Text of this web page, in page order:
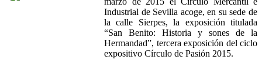
Industrial de Sevilla acoge, en su sede de
la calle Sierpes, la exposición titulada
“San Benito: Historia y sones de la
Hermandad”, tercera exposición del ciclo
expositivo Círculo de Pasión 2015.